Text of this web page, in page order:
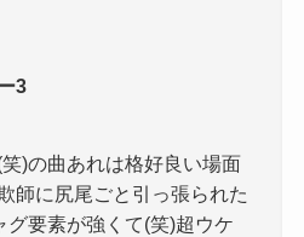
3
)の曲あれは格好良い場面
師に尻尾ごと引っ張られた
グ要素が強くて(笑)超ウケ